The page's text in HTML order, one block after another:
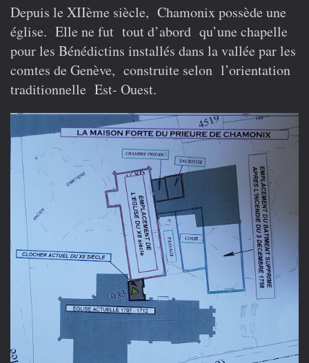
changeantes
de
l’église
de
Chamonix
Depuis le XIIème siècle, Chamonix possède une
église. Elle ne fut tout d’abord qu’une chapelle
pour les Bénédictins installés dans la vallée par les
comtes de Genève, construite selon l’orientation
traditionnelle Est- Ouest.